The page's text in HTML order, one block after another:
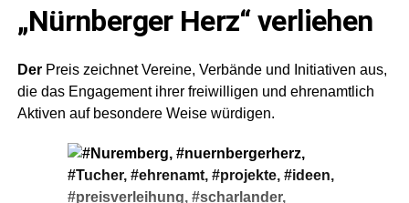
„Nürnberger Herz“ verliehen
DerPreis zeichnet Vereine, Verbände und Initiativen aus,
die das Engagement ihrer freiwilligen und ehrenamtlich
Aktiven auf besondere Weise würdigen.